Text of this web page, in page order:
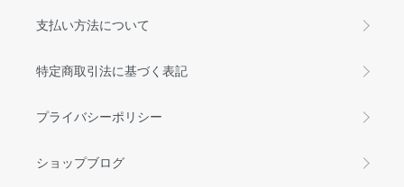
支払い方法について
特定商取引法に基づく表記
プライバシーポリシー
ショップブログ